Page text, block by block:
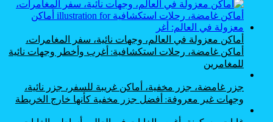
أماكن معزولة في العالم، وجهات نائية، سفر المغامرات،
أماكن غامضة، رحلات استكشافية: أغرب وأخطر وجهات نائية
للمغامرين
جزر غامضة، جزر مخفية، أماكن غريبة للسفر، جزر نائية،
وجهات غير معروفة: أفضل جزر مخفية كأنها خارج الخريطة